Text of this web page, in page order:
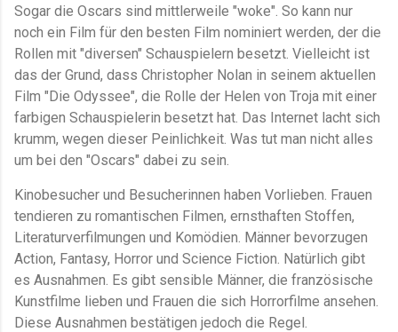
Sogar die Oscars sind mittlerweile "woke". So kann nur
noch ein Film für den besten Film nominiert werden, der die
Rollen mit "diversen" Schauspielern besetzt. Vielleicht ist
das der Grund, dass Christopher Nolan in seinem aktuellen
Film "Die Odyssee", die Rolle der Helen von Troja mit einer
farbigen Schauspielerin besetzt hat. Das Internet lacht sich
krumm, wegen dieser Peinlichkeit. Was tut man nicht alles
um bei den "Oscars" dabei zu sein.
Kinobesucher und Besucherinnen haben Vorlieben. Frauen
tendieren zu romantischen Filmen, ernsthaften Stoffen,
Literaturverfilmungen und Komödien. Männer bevorzugen
Action, Fantasy, Horror und Science Fiction. Natürlich gibt
es Ausnahmen. Es gibt sensible Männer, die französische
Kunstfilme lieben und Frauen die sich Horrorfilme ansehen.
Diese Ausnahmen bestätigen jedoch die Regel.